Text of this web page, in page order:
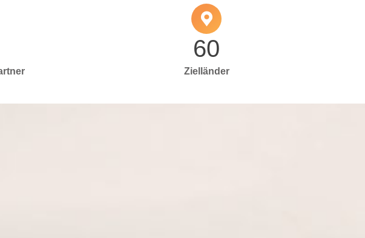
60
Zielländer